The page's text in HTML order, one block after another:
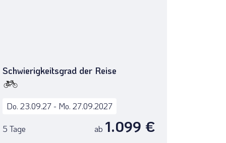
Schwierigkeitsgrad der Reise
Do. 23.09.27 - Mo. 27.09.2027
5 Tage ab 1.099 €